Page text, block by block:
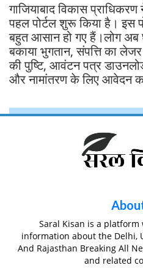
गाजियाबाद विकास
पहल पोर्टल शुरू किया है। इस
बहुत आसान हो गए हैं।लोग अब
बकाया भुगतान, संपत्ति का
की पुष्टि, आवंटन पत्र
और नामांतरण के लिए आवेदन
Saral Kisan is a
information about the Delhi,
And Rajasthan Breaking All
and related